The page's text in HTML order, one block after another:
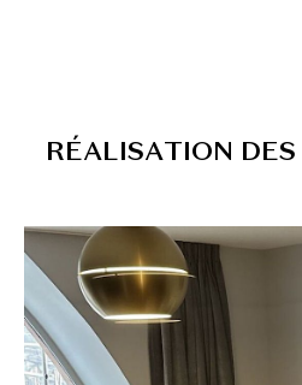
RÉALISATION DES